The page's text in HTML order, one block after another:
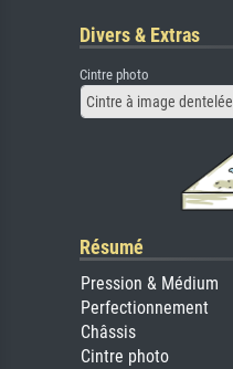
Divers & Extras
Cintre photo
Cintre à image dentelée
Résumé
Pression & Médium
Perfectionnement
Châssis
Cintre photo